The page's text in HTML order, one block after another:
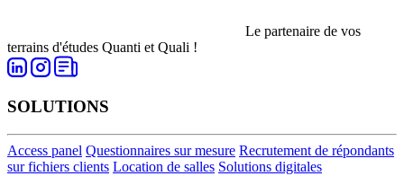
Le partenaire de vos
terrains d'études Quanti et Quali !
SOLUTIONS
Access panel Questionnaires sur mesure Recrutement de répondants
sur fichiers clients Location de salles Solutions digitales